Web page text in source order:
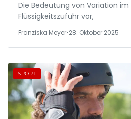
Die Bedeutung von Variation im
Flüssigkeitszufuhr vor,
Franziska Meyer•28. Oktober 2025
SPORT